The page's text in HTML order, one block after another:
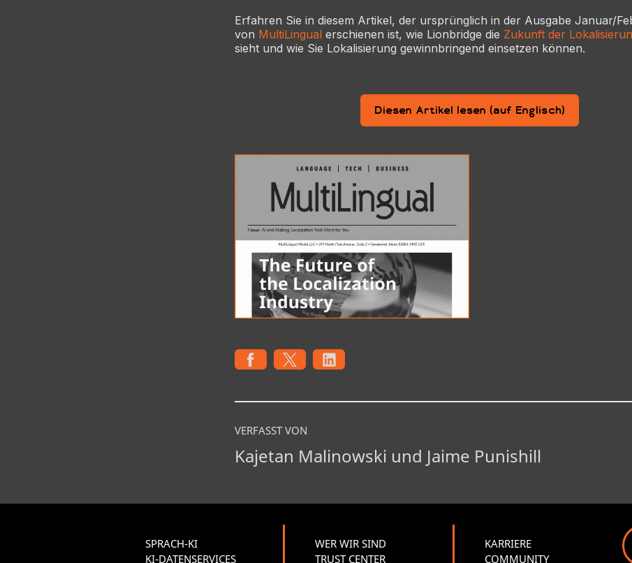
Erfahren Sie in diesem Artikel, der ursprünglich in der Ausgabe Januar/
von MultiLingual erschienen ist, wie Lionbridge die Zukunft der
sieht und wie Sie Lokalisierung gewinnbringend einsetzen können.
Diesen Artikel lesen (auf Englisch)
VERFASST VON
Kajetan Malinowski und Jaime Punishill
SPRACH-KI
KI-DATENSERVICES
WER WIR SIND
TRUST CENTER
KARRIERE
COMMUNITY